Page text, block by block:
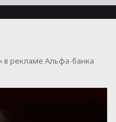
в рекламе Альфа-банка